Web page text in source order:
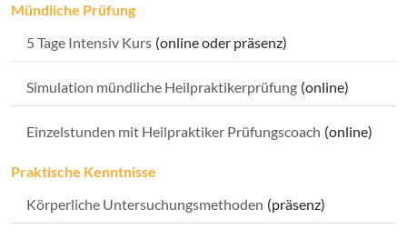
Mündliche Prüfung
5 Tage Intensiv Kurs (online oder präsenz)
Simulation mündliche Heilpraktikerprüfung (online)
Einzelstunden mit Heilpraktiker Prüfungscoach (online)
Praktische Kenntnisse
Körperliche Untersuchungsmethoden (präsenz)